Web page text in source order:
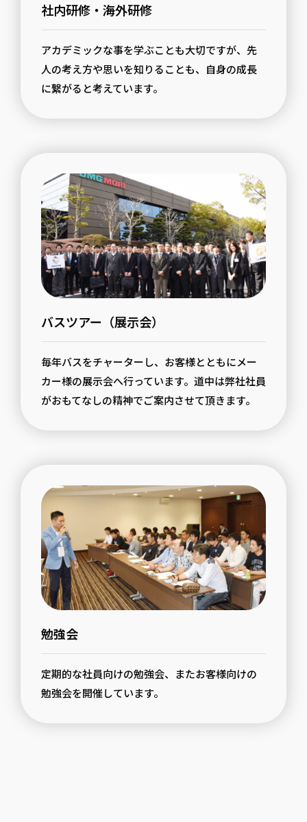
社内研修・海外研修
アカデミックな事を学ぶことも大切ですが、先
人の考え方や思いを知りることも、自身の成長
に繋がると考えています。
バスツアー（展示会）
毎年バスをチャーターし、お客様とともにメー
カー様の展示会へ行っています。道中は弊社社員
がおもてなしの精神でご案内させて頂きます。
勉強会
定期的な社員向けの勉強会、またお客様向けの
勉強会を開催しています。